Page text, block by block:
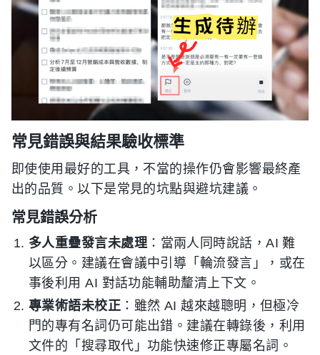
常見錯誤與結果驗收標準
即使使用最好的工具，不當的操作仍會影響最終產
出的品質。以下是常見的坑點與避坑建議。
常見錯誤分析
多人重疊發言未處理：當兩人同時說話，AI 難
以區分。建議在會議中引導「輪流發言」，或在
事後利用 AI 對話功能輔助釐清上下文。
專業術語未校正 ：雖然 AI 越來越聰明，但極冷
門的專有名詞仍可能出錯。建議在轉錄後，利用
文件的「搜尋取代」功能快速修正專屬名詞。